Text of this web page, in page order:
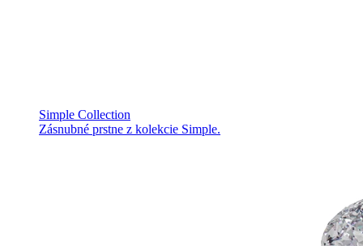
Simple Collection
Zásnubné prstne z kolekcie Simple.